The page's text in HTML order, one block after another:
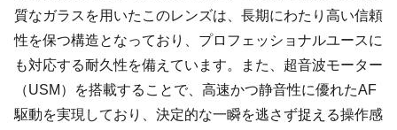
質なガラスを用いたこのレンズは、長期にわたり高い信頼
性を保つ構造となっており、プロフェッショナルユースに
も対応する耐久性を備えています。また、超音波モーター
（USM）を搭載することで、高速かつ静音性に優れたAF
駆動を実現しており、決定的な一瞬を逃さず捉える操作感